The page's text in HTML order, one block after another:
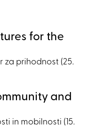
for the
za prihodnost (25.
and
in mobilnosti (15.